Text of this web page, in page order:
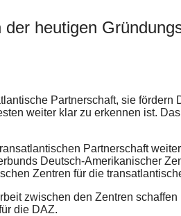
heutigen
Partnerschaft, sie fördern
weiter klar zu erkennen ist.
Partnerschaft
Deutsch-Amerikanischer
Zentren für die
zwischen den Zentren
die DAZ.